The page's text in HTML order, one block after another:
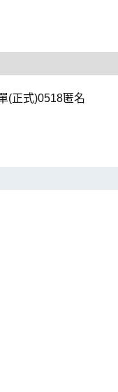
(正式)0518匿名